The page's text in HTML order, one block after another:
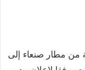
من مطار صنعاء إلى